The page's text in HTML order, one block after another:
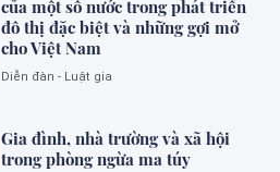
của một số nước trong phát triển
đô thị đặc biệt và những gợi mở
cho Việt Nam
Diễn đàn - Luật gia
Gia đình, nhà trường và xã hội
trong phòng ngừa ma túy